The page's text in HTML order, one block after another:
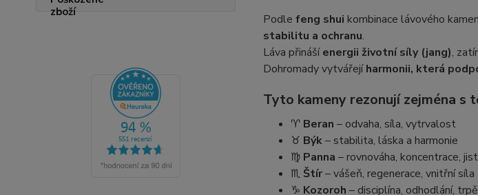
Podle feng shui kombinace lávového
stabilitu a ochranu.
Láva přinášíenergii životní síly (jang),
Dohromady vytvářejíharmonii, která
Tyto kameny rezonují zejména s
♈ Beran – odvaha, síla, vytrvalost
♉ Býk– stabilita, láska a harmonie
♍ Panna – rovnováha, koncentrace,
♏ Štír– vášeň, regenerace, vnitřní síla
♑ Kozoroh – disciplína, odhodlání,